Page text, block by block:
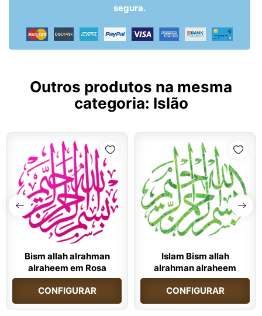
segura.
Outros produtos na mesma
categoria: Islão
Bism allah alrahman
alraheem em Rosa
CONFIGURAR
Islam Bism allah
alrahman alraheem
CONFIGURAR